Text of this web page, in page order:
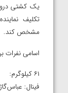
یک کشتی
تکلیف
مشخص کند.
اسامی نفرات
۶۱ کیلوگرم:
فینال: عباس‌گاژی ماگمدف